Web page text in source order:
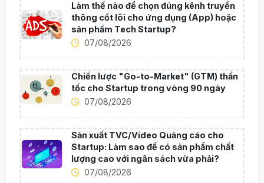
Làm thế nào để chọn đúng kênh truyền
thông cốt lõi cho ứng dụng (App) hoặc
sản phẩm Tech Startup?
07/08/2026
Chiến lược "Go-to-Market" (GTM) thần
tốc cho Startup trong vòng 90 ngày
07/08/2026
Sản xuất TVC/Video Quảng cáo cho
Startup: Làm sao để có sản phẩm chất
lượng cao với ngân sách vừa phải?
07/08/2026